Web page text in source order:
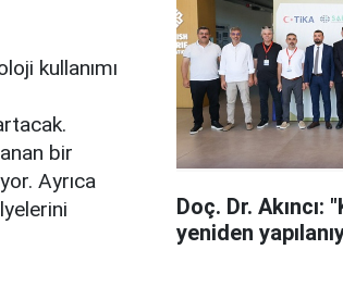
kullanımı
bir
Ayrıca
Doç. Dr. Akıncı:
yeniden